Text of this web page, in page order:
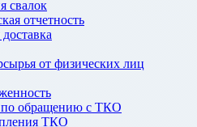
свалок
отчетность
от физических лиц
по обращению с ТКО
ТКО